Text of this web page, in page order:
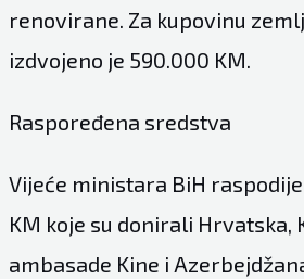
renovirane. Za kupovinu
izdvojeno je 590.000 KM.
Raspoređena sredstva
Vijeće ministara BiH
KM koje su donirali Hrvatska,
ambasade Kine i